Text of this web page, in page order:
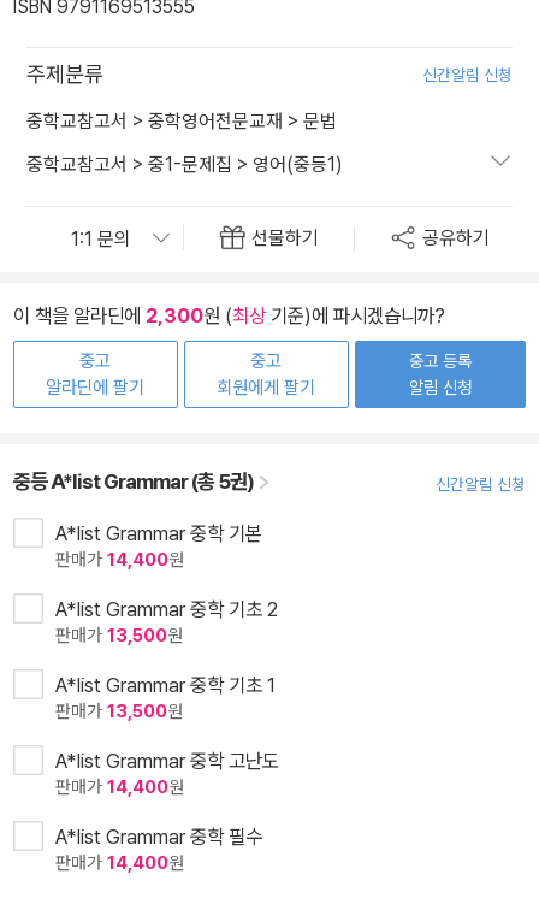
ISBN 9791169513555
주제분류 신간알림 신청
중학교참고서 > 중학영어전문교재 > 문법
중학교참고서 > 중1-문제집 > 영어(중등1)
선물하기 공유하기
이 책을 알라딘에 2,300원 (최상기준)에 파시겠습니까?
중고
알라딘에 팔기
중고
회원에게 팔기
중고 등록
알림 신청
중등 A*list Grammar (총 5권) 신간알림 신청
A*list Grammar 중학 기본
판매가 14,400원
A*list Grammar 중학 기초 2
판매가 13,500원
A*list Grammar 중학 기초 1
판매가 13,500원
A*list Grammar 중학 고난도
판매가 14,400원
A*list Grammar 중학 필수
판매가 14,400원